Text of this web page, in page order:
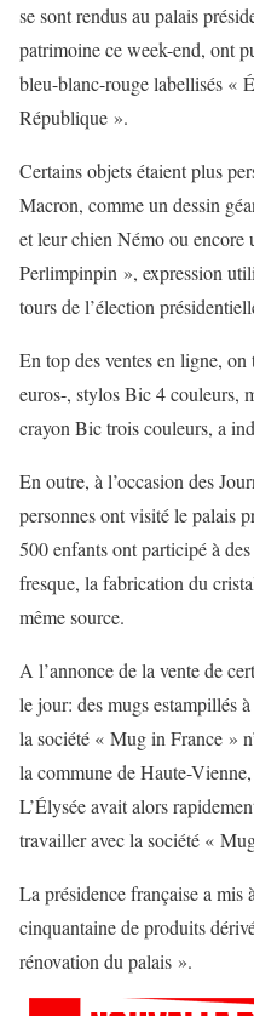
se sont rendus au palais
patrimoine ce week-end, ont
bleu-blanc-rouge labellisés «
République ».
Certains objets étaient plus
Macron, comme un dessin
et leur chien Némo ou encore
Perlimpinpin », expression
tours de l’élection
En top des ventes en ligne,
euros-, stylos Bic 4 couleurs,
crayon Bic trois couleurs, a
En outre, à l’occasion des
personnes ont visité le palais
500 enfants ont participé à
fresque, la fabrication du
même source.
A l’annonce de la vente de
le jour: des mugs estampillés
la société « Mug in France »
la commune de Haute-
L’Élysée avait alors
travailler avec la société «
La présidence française a mis
cinquantaine de produits
rénovation du palais ».